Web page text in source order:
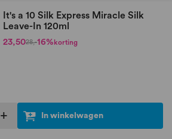
It's a 10 Silk Express Miracle Silk
Leave-In 120ml
23,5028,-16% korting
+ In winkelwagen